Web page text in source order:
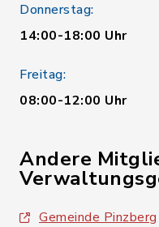
Donnerstag:
14:00-18:00 Uhr
Freitag:
08:00-12:00 Uhr
Andere
Gemeinde Pinzberg